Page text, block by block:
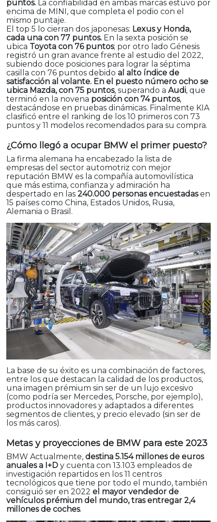
puntos. La confiabilidad en ambas marcas estuvo por
encima de MINI, que completa el podio con el
mismo puntaje.
El top 5 lo cierran dos japonesas: Lexus y Honda,
cada una con 77 puntos. En la sexta posición se
ubica Toyota con 76 puntos; por otro lado Génesis
registró un gran avance frente al estudio del 2022,
subiendo doce posiciones para lograr la séptima
casilla con 76 puntos debido al alto índice de
satisfacción al volante. En el puesto número ocho se
ubica Mazda, con 75 puntos, superando a Audi, que
terminó en la novena posición con 74 puntos,
destacándose en pruebas dinámicas. Finalmente KIA
clasificó entre el ranking de los 10 primeros con 73
puntos y 11 modelos recomendados para su compra.
¿Cómo llegó a ocupar BMW el primer puesto?
La firma alemana ha encabezado la lista de
empresas del sector automotriz con mejor
reputación BMW es la compañía automovilística
que más estima, confianza y admiración ha
despertado en las 240.000 personas encuestadasen
15 países como China, Estados Unidos, Rusia,
Alemania o Brasil.
La base de su éxito es una combinación de factores,
entre los que destacan la calidad de los productos,
una imagen prémium sin ser de un lujo excesivo
(como podría ser Mercedes, Porsche, por ejemplo),
productos innovadores y adaptados a diferentes
segmentos de clientes, y precio elevado (sin ser de
los más caros).
Metas y proyecciones de BMW para este 2023
BMW Actualmente, destina 5.154 millones de euros
anuales a I+D y cuenta con 13.103 empleados de
investigación repartidos en los 11 centros
tecnológicos que tiene por todo el mundo, también
consiguió ser en 2022 el mayor vendedor de
vehículos prémium del mundo, tras entregar 2,4
millones de coches.